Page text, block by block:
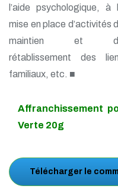
l’aide psychologique, à
mise en place d’activités
maintien et
rétablissement des
familiaux, etc. ■
Affranchissement
Verte 20g
Télécharger le